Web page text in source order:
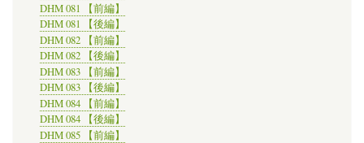
DHM 081 【前編】
DHM 081 【後編】
DHM 082 【前編】
DHM 082 【後編】
DHM 083 【前編】
DHM 083 【後編】
DHM 084 【前編】
DHM 084 【後編】
DHM 085 【前編】